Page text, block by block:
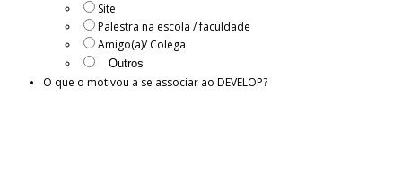
Site
Palestra na escola / faculdade
Amigo(a)/ Colega
O que o motivou a se associar ao DEVELOP?